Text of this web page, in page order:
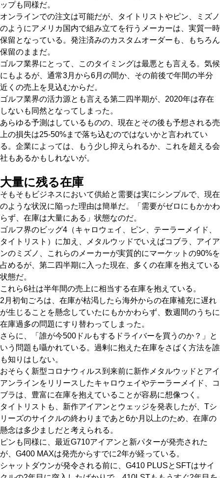
ップも同様だ。
オンラインでの注文は可能だが、タイトリストやピン、ミズノ
のようにアメリカ国内で組み立てを行うメーカーは、実質一時
保留となっている。発注済みのカスタムオーダーも、もちろん
保留のままだ。
ゴルフ業界にとって、このタイミングは最悪とも言える。気候
にもよるが、通常3月から6月の間か、その前後で年間の半分
近くの売上を見込むからだ。
ゴルフ業界の活力源とも言える第二四半期が、2020年は存在
しないも同然となってしまった。
あらゆる予測はしているものの、現在とその後も予想される売
上の損失は25-50%まで落ち込むのではないかと言われてい
る。企業によっては、もう少し抑えられるか、これを超える会
社もあるかもしれないが。
大量に残る在庫
そもそもビジネスにおいて供給と需要は実にシンプルで、現在
のような状況に陥った理由は簡単だ。「需要がゼロにもかかわ
らず、在庫は大量にある」状態なのだ。
ゴルフ界のビッグ4（キャロウェイ、ピン、テーラーメイド、
タイトリスト）に加え、メタルウッドでいえばコブラ、アイア
ンのミズノ、これらのメーカーが実質的にマーケットの90%を
占めるが、第二四半期に入った現在、多くの在庫を抱えている
状態だ。
これら6社は半年間の売上に相当する在庫を抱えている。
2月初旬ごろは、在庫が枯渇したら海外からの在庫補充に遅れ
が生じることを懸念していたにもかかわらず、数週間のうちに
在庫過多の問題にすり替わってしまった。
さらに、「誰が今500ドルもするドライバーを買うのか？」と
いう問題も囁かれている。過剰に抱えた在庫をさばく方法を誰
も知りはしない。
おそらく新型コロナウィルス到来前に新作メタルウッドとアイ
アンラインをリリースしたキャロウェイやテーラーメイド、コ
ブラは、豊富に在庫を抱えていることが容易に想像つく。
タイトリストも、新作アイアンとウェッジを発表したが、Tシ
リーズのサイクルの終わりまであと6か月以上のため、在庫の
懸念は多少ましだと考えられる。
ピンも同様に、最近G710アイアンと新パターが発売された
が、G400 MAXは発売からすでに2年が経っている。
シャットダウンが発令される前に、G410 PLUSとSFTはサイ